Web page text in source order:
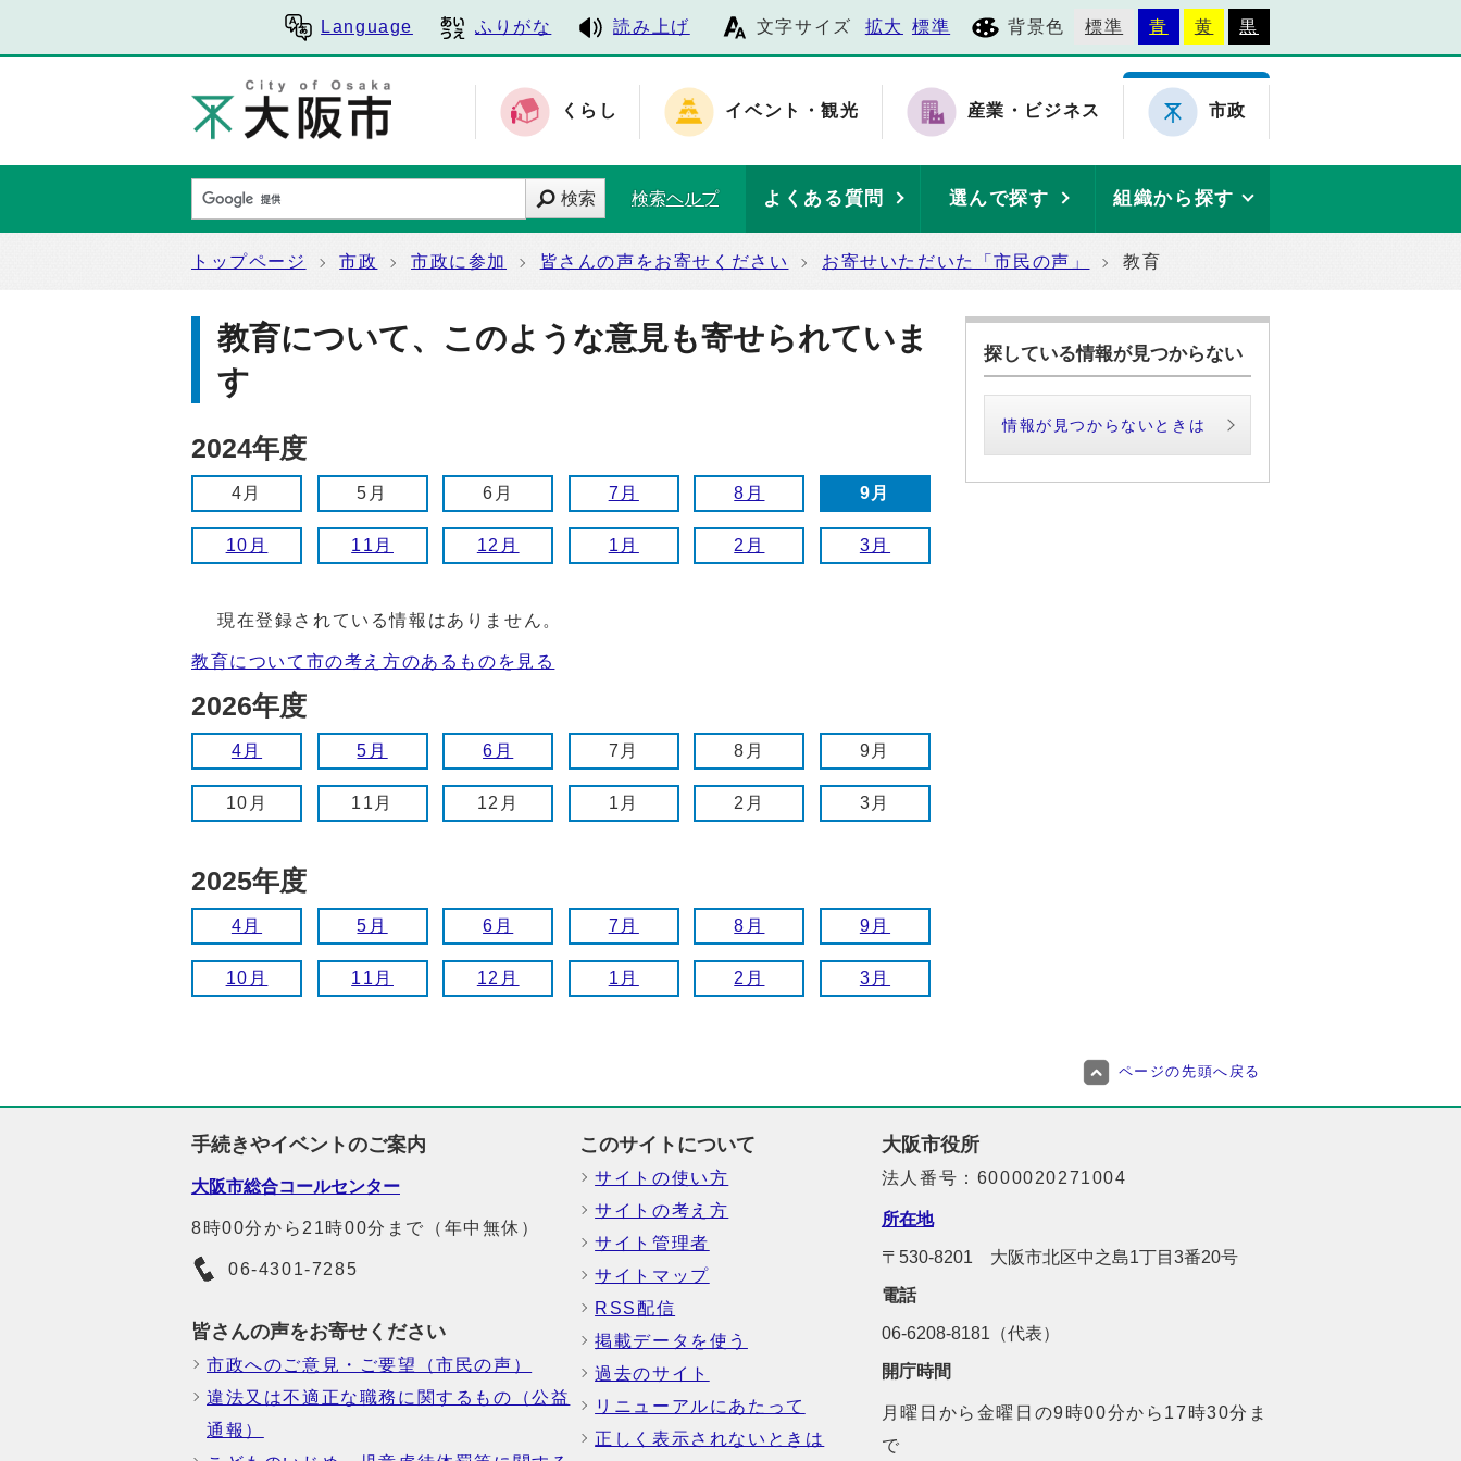
Language ふりがな 読み上げ 文字サイズ 拡大 標準 背景色 標準 青 黄 黒
くらし イベント・観光 産業・ビジネス 市政
検索 検索ヘルプ よくある質問 選んで探す 組織から探す
トップページ 市政 市政に参加 皆さんの声をお寄せください お寄せいただいた「市民の声」 教育
教育について、このような意見も寄せられていま
す
2024年度
4月 5月 6月 7月 8月 9月
10月 11月 12月 1月 2月 3月
現在登録されている情報はありません。
教育について市の考え方のあるものを見る
2026年度
4月 5月 6月 7月 8月 9月
10月 11月 12月 1月 2月 3月
2025年度
4月 5月 6月 7月 8月 9月
10月 11月 12月 1月 2月 3月
探している情報が見つからない
情報が見つからないときは
ページの先頭へ戻る
手続きやイベントのご案内
大阪市総合コールセンター
8時00分から21時00分まで（年中無休）
06-4301-7285
皆さんの声をお寄せください
市政へのご意見・ご要望（市民の声）
違法又は不適正な職務に関するもの（公益
通報）
このサイトについて
サイトの使い方
サイトの考え方
サイト管理者
サイトマップ
RSS配信
掲載データを使う
過去のサイト
リニューアルにあたって
正しく表示されないときは
大阪市役所
法人番号：6000020271004
所在地
〒530-8201 大阪市北区中之島1丁目3番20号
電話
06-6208-8181（代表）
開庁時間
月曜日から金曜日の9時00分から17時30分ま
で